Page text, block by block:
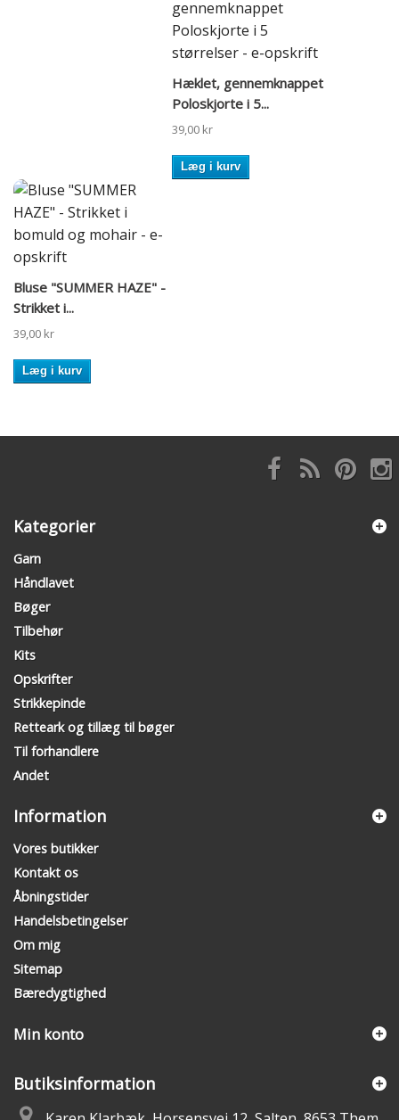
Hæklet, gennemknappet
Poloskjorte i 5...
39,00 kr
Læg i kurv
Bluse "SUMMER HAZE" -
Strikket i...
39,00 kr
Læg i kurv
Kategorier
Garn
Håndlavet
Bøger
Tilbehør
Kits
Opskrifter
Strikkepinde
Retteark og tillæg til bøger
Til forhandlere
Andet
Information
Vores butikker
Kontakt os
Åbningstider
Handelsbetingelser
Om mig
Sitemap
Bæredygtighed
Min konto
Butiksinformation